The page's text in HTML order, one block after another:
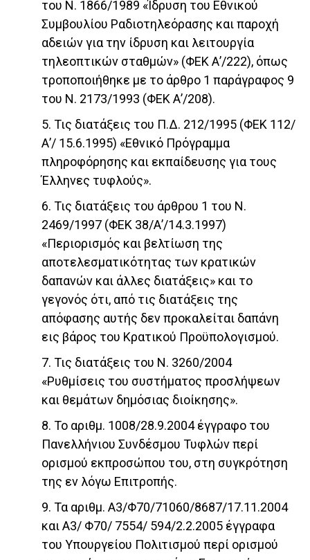
του Ν. 1866/1989 «Ίδρυση του Εθνικού
Συμβουλίου Ραδιοτηλεόρασης και παροχή
αδειών για την ίδρυση και λειτουργία
τηλεοπτικών σταθμών» (ΦΕΚ Α’/222), όπως
τροποποιήθηκε με το άρθρο 1 παράγραφος 9
του Ν. 2173/1993 (ΦΕΚ Α’/208).
5. Τις διατάξεις του Π.Δ. 212/1995 (ΦΕΚ 112/
Α’/ 15.6.1995) «Εθνικό Πρόγραμμα
πληροφόρησης και εκπαίδευσης για τους
Έλληνες τυφλούς».
6. Τις διατάξεις του άρθρου 1 του Ν.
2469/1997 (ΦΕΚ 38/Α’/14.3.1997)
«Περιορισμός και βελτίωση της
αποτελεσματικότητας των κρατικών
δαπανών και άλλες διατάξεις» και το
γεγονός ότι, από τις διατάξεις της
απόφασης αυτής δεν προκαλείται δαπάνη
εις βάρος του Κρατικού Προϋπολογισμού.
7. Τις διατάξεις του Ν. 3260/2004
«Ρυθμίσεις του συστήματος προσλήψεων
και θεμάτων δημόσιας διοίκησης».
8. Το αριθμ. 1008/28.9.2004 έγγραφο του
Πανελλήνιου Συνδέσμου Τυφλών περί
ορισμού εκπροσώπου του, στη συγκρότηση
της εν λόγω Επιτροπής.
9. Τα αριθμ. Α3/Φ70/71060/8687/17.11.2004
και Α3/ Φ70/ 7554/ 594/2.2.2005 έγγραφα
του Υπουργείου Πολιτισμού περί ορισμού